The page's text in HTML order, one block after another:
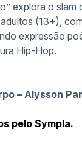
explora o
(13+),
expressão
Hip-Hop.
– Alysson
pelo Sympla.